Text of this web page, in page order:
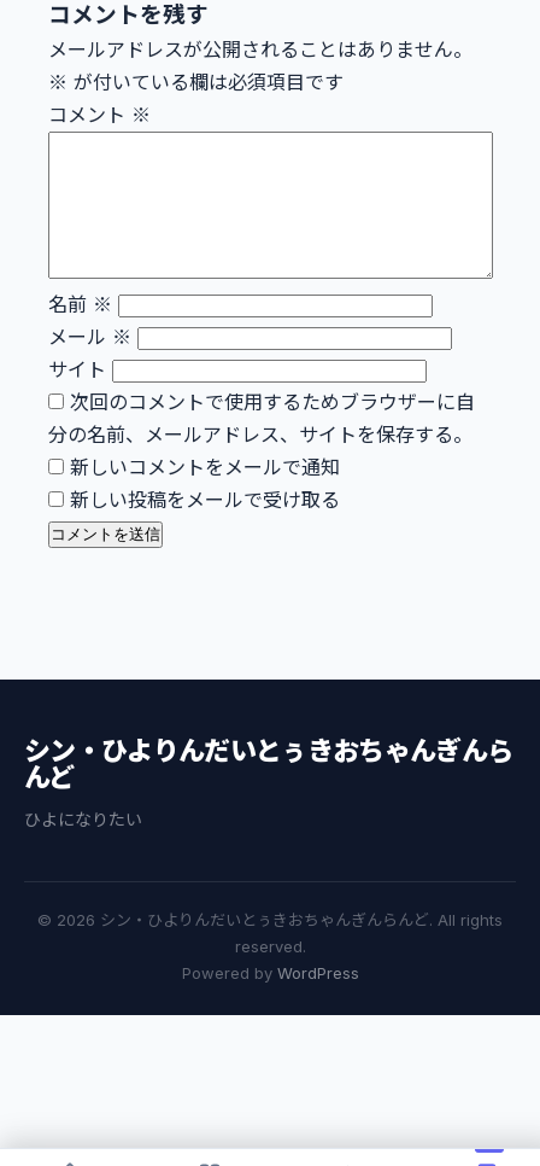
コメントを残す
メールアドレスが公開されることはありません。
※ が付いている欄は必須項目です
コメント ※
名前 ※
メール ※
サイト
次回のコメントで使用するためブラウザーに自
分の名前、メールアドレス、サイトを保存する。
新しいコメントをメールで通知
新しい投稿をメールで受け取る
シン・ひよりんだいとぅきおちゃんぎんら
んど
ひよになりたい
© 2026 シン・ひよりんだいとぅきおちゃんぎんらんど. All rights
reserved.
Powered by WordPress